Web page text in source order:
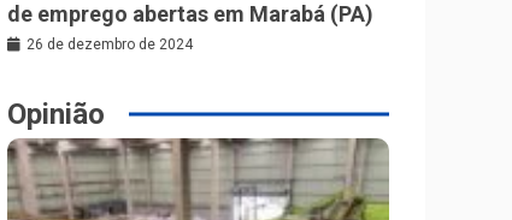
de emprego abertas em Marabá (PA)
26 de dezembro de 2024
Opinião